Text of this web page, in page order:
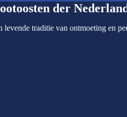
der
levende traditie van ontmoeting en